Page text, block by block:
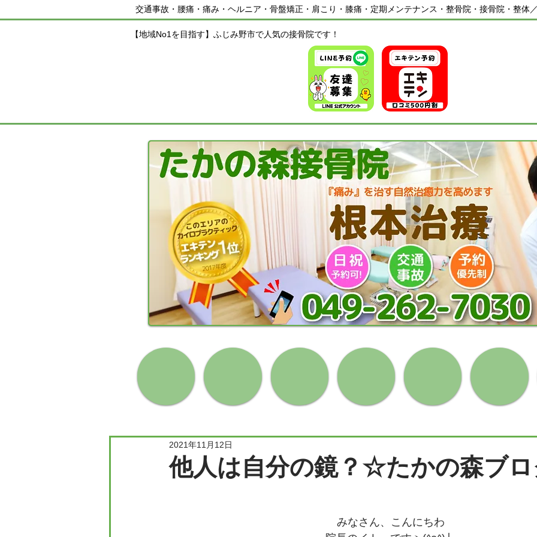
交通事故・腰痛・痛み・ヘルニア・骨盤矯正・肩こり・膝痛・定期メンテナンス・整骨院・接骨院・整体
他人は自分の鏡？☆たかの森ブ
2021年11月12日
みなさん、こんにちわ
【地域No1を目指す】ふじみ野市で人気の接骨院です！